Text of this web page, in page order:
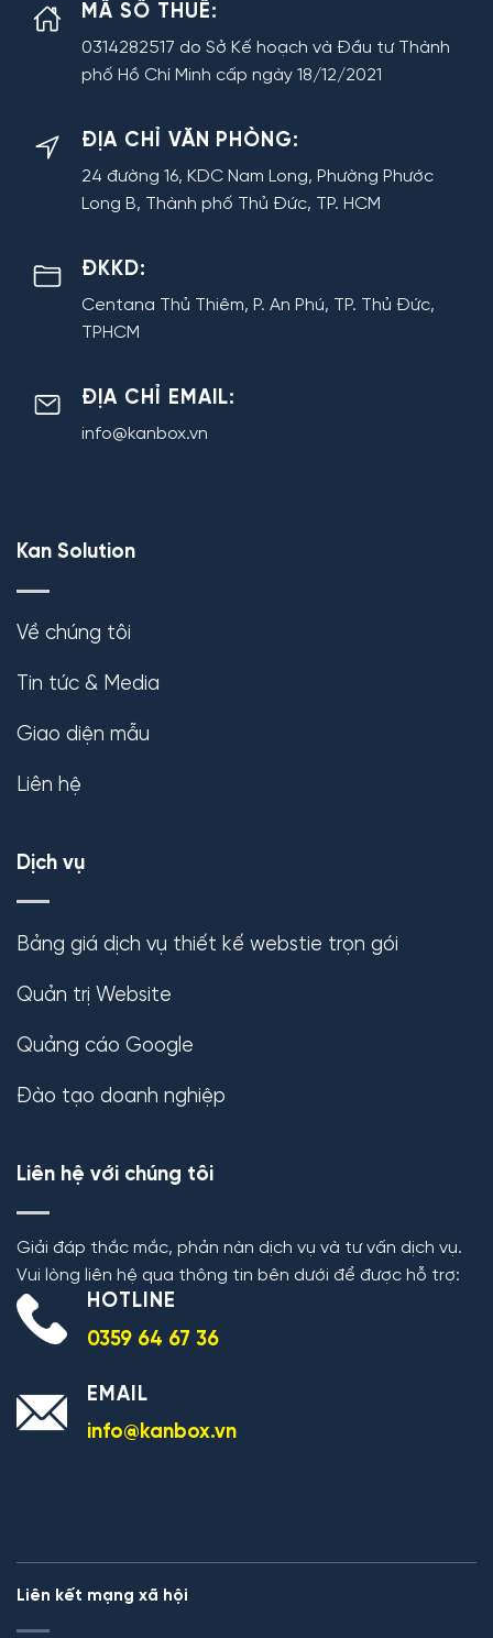
MÃ SỐ THUẾ:
0314282517 do Sở Kế hoạch và Đầu tư Thành
phố Hồ Chí Minh cấp ngày 18/12/2021
ĐỊA CHỈ VĂN PHÒNG:
24 đường 16, KDC Nam Long, Phường Phước
Long B, Thành phố Thủ Đức, TP. HCM
ĐKKD:
Centana Thủ Thiêm, P. An Phú, TP. Thủ Đức,
TPHCM
ĐỊA CHỈ EMAIL:
info@kanbox.vn
Kan Solution
Về chúng tôi
Tin tức & Media
Giao diện mẫu
Liên hệ
Dịch vụ
Bảng giá dịch vụ thiết kế webstie trọn gói
Quản trị Website
Quảng cáo Google
Đào tạo doanh nghiệp
Liên hệ với chúng tôi
Giải đáp thắc mắc, phản nàn dịch vụ và tư vấn dịch vụ.
Vui lòng liên hệ qua thông tin bên dưới để được hỗ trợ:
HOTLINE
0359 64 67 36
EMAIL
info@kanbox.vn
Liên kết mạng xã hội